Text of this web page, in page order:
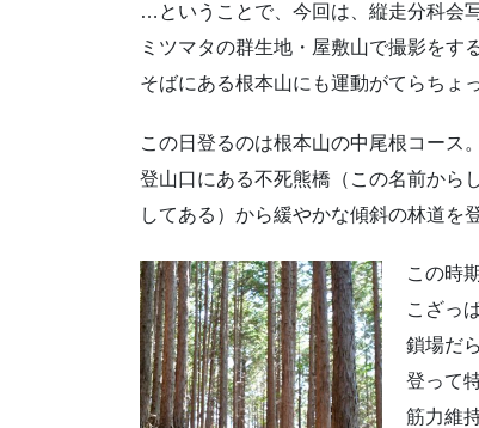
…ということで、今回は、縦走分科会
ミツマタの群生地・屋敷山で撮影をす
そばにある根本山にも運動がてらちょ
この日登るのは根本山の中尾根コース。
登山口にある不死熊橋（この名前から
してある）から緩やかな傾斜の林道を
この時
こざっ
鎖場だ
登って
筋力維